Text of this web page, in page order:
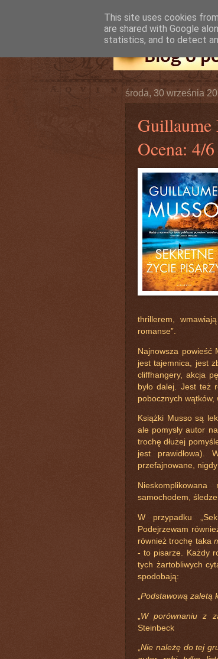
środa, 30 września
Guillaume
Ocena: 4/6
thrillerem,
romanse”.
Najnowsza powieść
jest tajemnica, jest
cliffhangery, akcja
było dalej. Jest też
pobocznych wątków,
Książki Musso są
ale pomysły autor
trochę dłużej
jest prawidłowa).
przefajnowane,
samochodem,
W przypadku
Podejrzewam
również trochę taka
- to pisarze. Każdy
tych żartobliwych
spodobają:
„Podstawową zaletą
W porównaniu z
Steinbeck
„Nie należę do tej
This site uses cookies
are shared with Google
statistics, and to detect